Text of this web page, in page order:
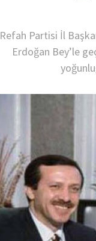
Refah Partisi İl
Erdoğan Bey’le